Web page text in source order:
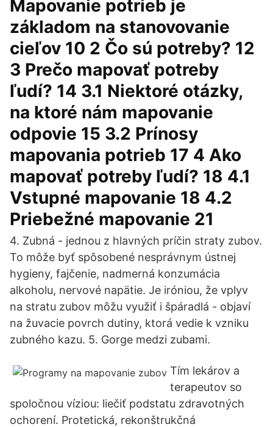
Mapovanie potrieb je
základom na stanovovanie
cieľov 10 2 Čo sú potreby? 12
3 Prečo mapovať potreby
ľudí? 14 3.1 Niektoré otázky,
na ktoré nám mapovanie
odpovie 15 3.2 Prínosy
mapovania potrieb 17 4 Ako
mapovať potreby ľudí? 18 4.1
Vstupné mapovanie 18 4.2
Priebežné mapovanie 21
4. Zubná - jednou z hlavných príčin straty zubov.
To môže byť spôsobené nesprávnym ústnej
hygieny, fajčenie, nadmerná konzumácia
alkoholu, nervové napätie. Je iróniou, že vplyv
na stratu zubov môžu využiť i špáradlá - objaví
na žuvacie povrch dutiny, ktorá vedie k vzniku
zubného kazu. 5. Gorge medzi zubami.
Tím lekárov a
terapeutov so
spoločnou víziou: liečiť podstatu zdravotných
ochorení. Protetická, rekonštrukčná